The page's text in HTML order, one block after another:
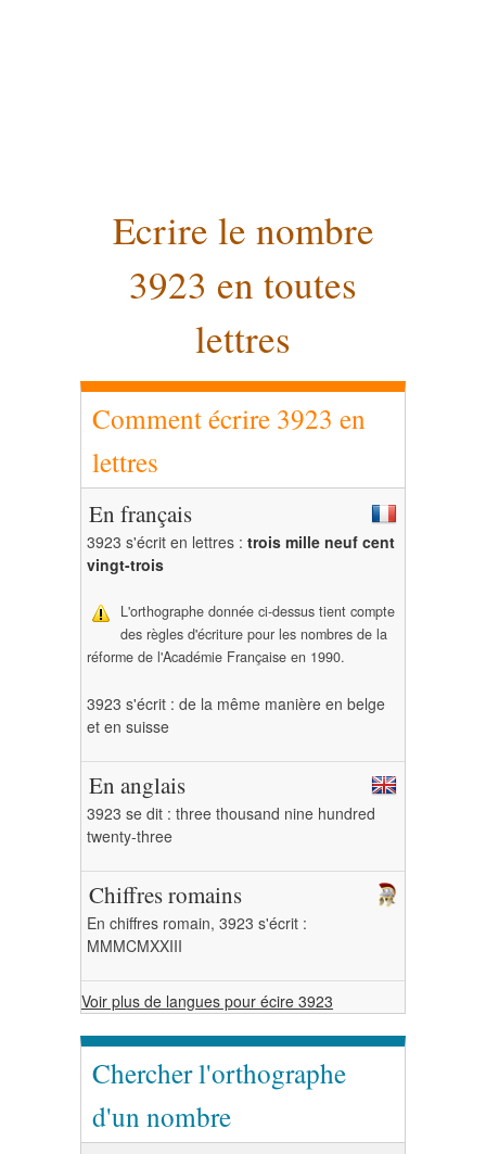
Ecrire le nombre
3923 en toutes
lettres
Comment écrire 3923 en
lettres
En français
3923 s'écrit en lettres : trois mille neuf cent
vingt-trois
L'orthographe donnée ci-dessus tient compte
des règles d'écriture pour les nombres de la
réforme de l'Académie Française en 1990.
3923 s'écrit : de la même manière en belge
et en suisse
En anglais
3923 se dit : three thousand nine hundred
twenty-three
Chiffres romains
En chiffres romain, 3923 s'écrit :
MMMCMXXIII
Voir plus de langues pour écire 3923
Chercher l'orthographe
d'un nombre